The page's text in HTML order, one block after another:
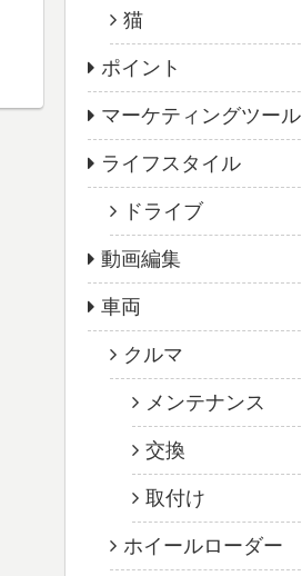
猫
ポイント
マーケティングツール
ライフスタイル
ドライブ
動画編集
車両
クルマ
メンテナンス
交換
取付け
ホイールローダー